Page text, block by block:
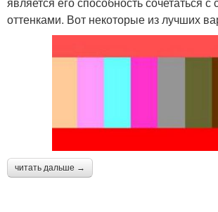
оттенками. Вот некоторые из лучших
читать дальше →